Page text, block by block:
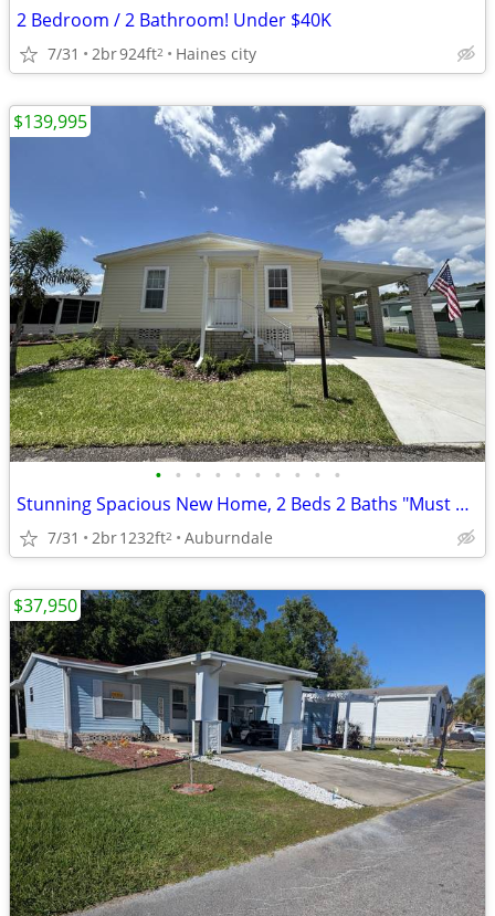
2 Bedroom / 2 Bathroom! Under $40K
7/31 2br924ft2 Haines city
• • • • • • • • • •
Stunning Spacious New Home, 2 Beds 2 Baths "Must See! Wont Last"
7/31 2br1232ft2 Auburndale
$139,995
$37,950